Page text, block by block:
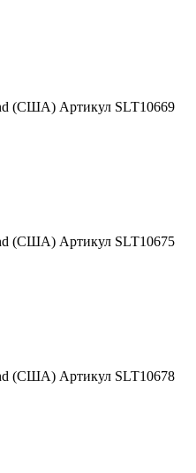
(США) Артикул SLT10669
(США) Артикул SLT10675
(США) Артикул SLT10678